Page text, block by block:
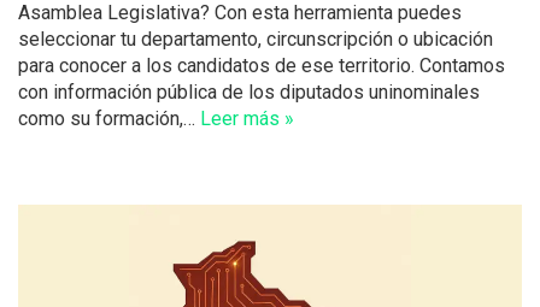
Asamblea Legislativa? Con esta herramienta puedes
seleccionar tu departamento, circunscripción o ubicación
para conocer a los candidatos de ese territorio. Contamos
con información pública de los diputados uninominales
como su formación,… Leer más »